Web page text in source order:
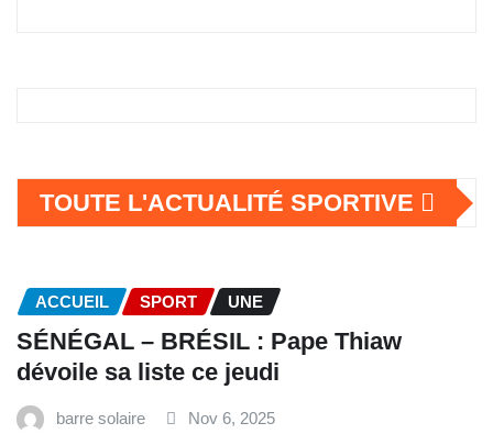
TOUTE L'ACTUALITÉ SPORTIVE
ACCUEIL SPORT UNE
SÉNÉGAL – BRÉSIL : Pape Thiaw
dévoile sa liste ce jeudi
barre solaire Nov 6, 2025